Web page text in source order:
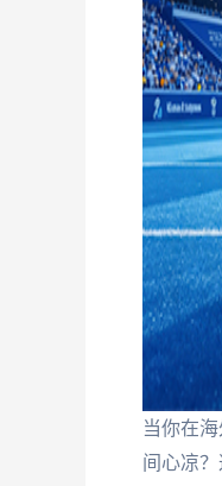
当你在
间心凉